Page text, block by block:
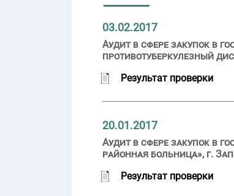
03.02.2017
Аудит в сфере закупок в
противотуберкулезный
Результат проверки
20.01.2017
Аудит в сфере закупок в
районная больница», г.
Результат проверки